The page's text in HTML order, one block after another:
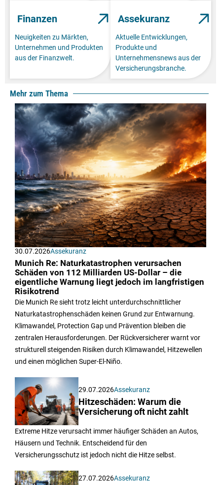
Finanzen
Neuigkeiten zu Märkten,
Unternehmen und Produkten
aus der Finanzwelt.
Assekuranz
Aktuelle Entwicklungen,
Produkte und
Unternehmensnews aus der
Versicherungsbranche.
Mehr zum Thema
30.07.2026Assekuranz
Munich Re: Naturkatastrophen verursachen
Schäden von 112 Milliarden US-Dollar – die
eigentliche Warnung liegt jedoch im langfristigen
Risikotrend
Die Munich Re sieht trotz leicht unterdurchschnittlicher
Naturkatastrophenschäden keinen Grund zur Entwarnung.
Klimawandel, Protection Gap und Prävention bleiben die
zentralen Herausforderungen. Der Rückversicherer warnt vor
strukturell steigenden Risiken durch Klimawandel, Hitzewellen
und einen möglichen Super-El-Niño.
29.07.2026Assekuranz
Hitzeschäden: Warum die
Versicherung oft nicht zahlt
Extreme Hitze verursacht immer häufiger Schäden an Autos,
Häusern und Technik. Entscheidend für den
Versicherungsschutz ist jedoch nicht die Hitze selbst.
27.07.2026Assekuranz